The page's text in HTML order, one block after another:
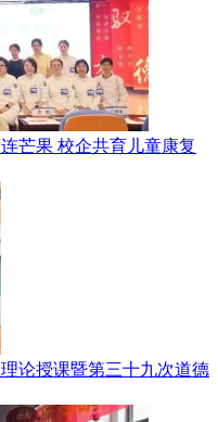
芒果 校企共育儿童康复
论授课暨第三十九次道德